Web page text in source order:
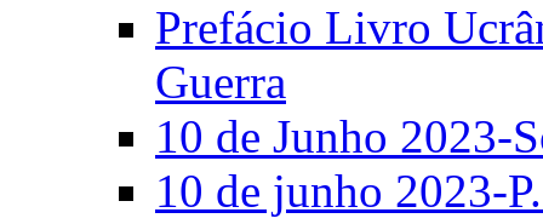
Prefácio Livro
Guerra
10 de Junho 2023-
10 de junho 2023-